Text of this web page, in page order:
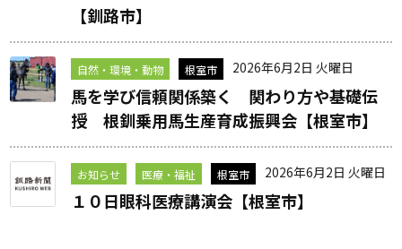
【釧路市】
自然・環境・動物 根室市 2026年6月2日 火曜日
馬を学び信頼関係築く 関わり方や基礎伝
授 根釧乗用馬生産育成振興会【根室市】
お知らせ 医療・福祉 根室市 2026年6月2日 火曜日
１０日眼科医療講演会【根室市】